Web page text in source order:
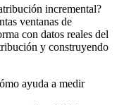
incremental?
ventanas de
con datos reales del
y construyendo
ayuda a medir